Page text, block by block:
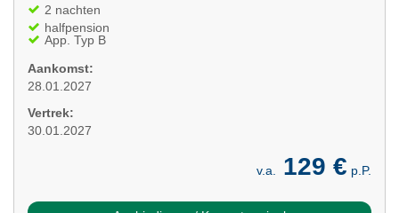
2 nachten
halfpension
App. Typ B
Aankomst:
28.01.2027
Vertrek:
30.01.2027
v.a. 129 € p.P.